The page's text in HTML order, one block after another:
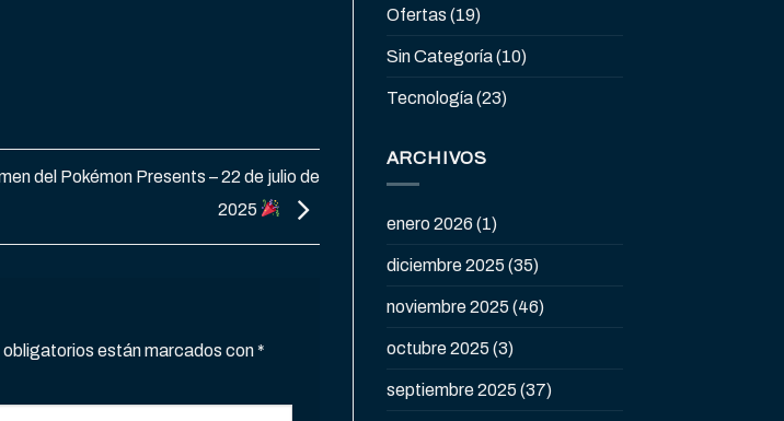
del Pokémon Presents – 22 de julio de
2025
están marcados con*
Ofertas (19)
Sin Categoría(10)
Tecnología(23)
ARCHIVOS
enero 2026 (1)
diciembre 2025 (35)
noviembre 2025 (46)
octubre 2025 (3)
septiembre 2025 (37)